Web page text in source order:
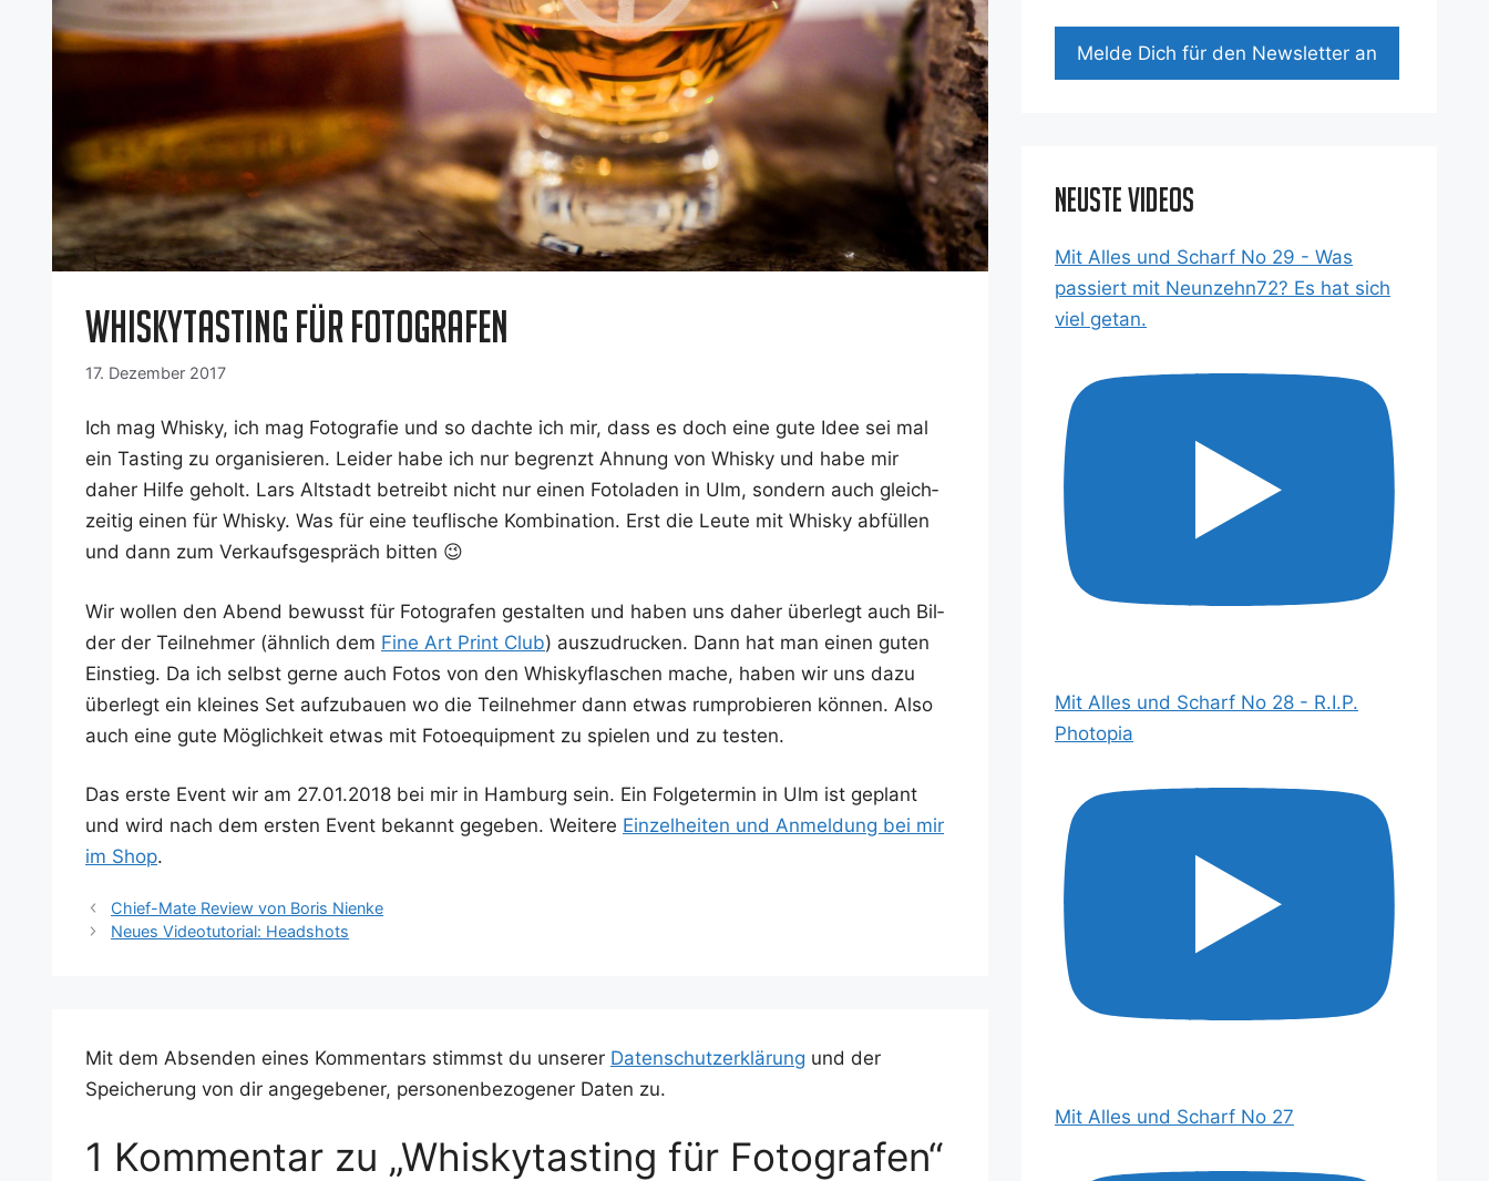
Whiskytasting für Fotografen
17. Dezember 2017
Ich mag Whis­ky, ich mag Foto­gra­fie und so dach­te ich mir, dass es doch eine gute Idee sei mal
ein Tasting zu orga­ni­sie­ren. Lei­der habe ich nur begrenzt Ahnung von Whis­ky und habe mir
daher Hil­fe geholt. Lars Alt­stadt betreibt nicht nur einen Foto­la­den in Ulm, son­dern auch gleich­
zei­tig einen für Whis­ky. Was für eine teuf­li­sche Kom­bi­na­ti­on. Erst die Leu­te mit Whis­ky abfül­len
und dann zum Ver­kaufs­ge­spräch bitten 😉
Wir wol­len den Abend bewusst für Foto­gra­fen gestal­ten und haben uns daher über­legt auch Bil­
der der Teil­neh­mer (ähn­lich dem Fine Art Print Club) aus­zu­dru­cken. Dann hat man einen guten
Ein­stieg. Da ich selbst ger­ne auch Fotos von den Whis­ky­fla­schen mache, haben wir uns dazu
über­legt ein klei­nes Set auf­zu­bau­en wo die Teil­neh­mer dann etwas rum­pro­bie­ren kön­nen. Also
auch eine gute Mög­lich­keit etwas mit Foto­equip­ment zu spie­len und zu testen.
Das ers­te Event wir am 27.01.2018 bei mir in Ham­burg sein. Ein Fol­ge­ter­min in Ulm ist geplant
und wird nach dem ers­ten Event bekannt gege­ben. Wei­te­re Ein­zel­hei­ten und Anmel­dung bei mir
im Shop.
Chief-Mate Review von Boris Nienke
Neues Videotutorial: Headshots
Mit dem Absenden eines Kommentars stimmst du unserer Datenschutzerklärung und der
Speicherung von dir angegebener, personenbezogener Daten zu.
1 Kommentar zu „Whiskytasting für Fotografen“
Mel­de Dich für den News­let­ter an
Neuste Videos
Mit Alles und Scharf No 29 - Was
passiert mit Neunzehn72? Es hat sich
viel getan.
Mit Alles und Scharf No 28 - R.I.P.
Photopia
Mit Alles und Scharf No 27